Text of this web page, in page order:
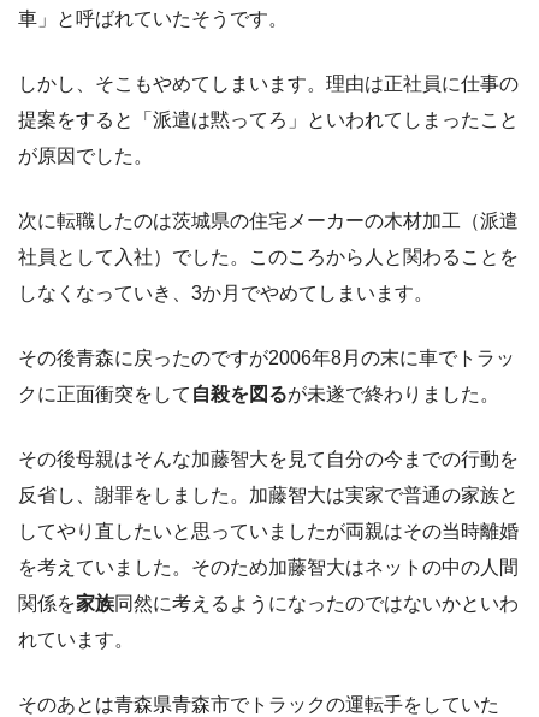
車」と呼ばれていたそうです。
しかし、そこもやめてしまいます。理由は正社員に仕事の
提案をすると「派遣は黙ってろ」といわれてしまったこと
が原因でした。
次に転職したのは茨城県の住宅メーカーの木材加工（派遣
社員として入社）でした。このころから人と関わることを
しなくなっていき、3か月でやめてしまいます。
その後青森に戻ったのですが2006年8月の末に車でトラッ
クに正面衝突をして 自殺を図るが未遂で終わりました。
その後母親はそんな加藤智大を見て自分の今までの行動を
反省し、謝罪をしました。加藤智大は実家で普通の家族と
してやり直したいと思っていましたが両親はその当時離婚
を考えていました。そのため加藤智大はネットの中の人間
関係を家族同然に考えるようになったのではないかといわ
れています。
そのあとは青森県青森市でトラックの運転手をしていた